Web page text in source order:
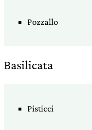
Pozzallo
Basilicata
Pisticci